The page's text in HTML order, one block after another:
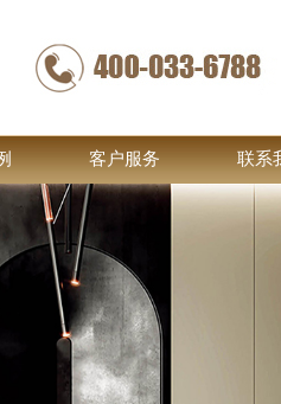
客户服务 联系